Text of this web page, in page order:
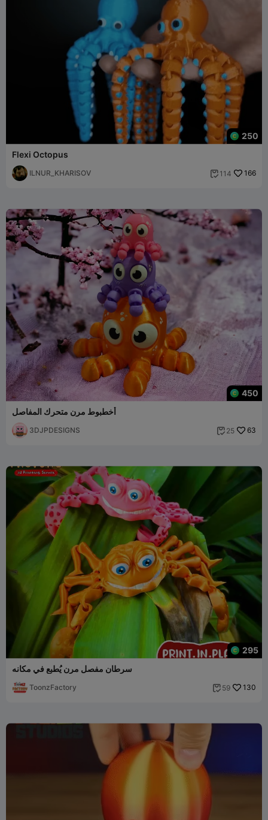
250
Flexi Octopus
ILNUR_KHARISOV  114 166
450
أخطبوط مرن متحرك المفاصل
3DJPDESIGNS  25 63
295
سرطان مفصل مرن يُطبع في مكانه
ToonzFactory  59 130